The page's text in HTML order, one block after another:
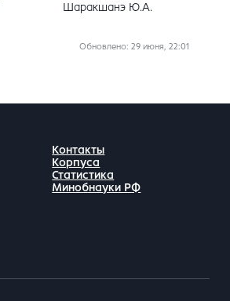
Шаракшанэ Ю.А.
Обновлено: 29 июня, 22:01
Контакты
Корпуса
Статистика
Минобнауки РФ